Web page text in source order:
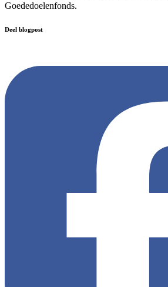
Goededoelenfonds.
Deel blogpost